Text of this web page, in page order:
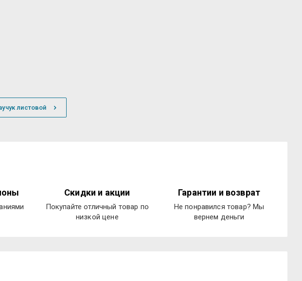
листовой
Скидки и акции
Покупайте отличный товар по
низкой цене
Гарантии и возврат
Не понравился товар? Мы
вернем деньги